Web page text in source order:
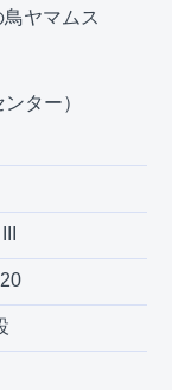
ヤマムス
ター）